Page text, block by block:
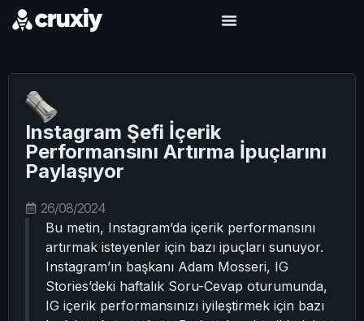
Instagram Şefi İçerik
Performansını Artırma İpuçlarını
Paylaşıyor
26/08/2024
Bu metin, Instagram’da içerik performansını
artırmak isteyenler için bazı ipuçları sunuyor.
Instagram’ın başkanı Adam Mosseri, IG
Stories’deki haftalık Soru-Cevap oturumunda,
IG içerik performansınızı iyileştirmek için bazı